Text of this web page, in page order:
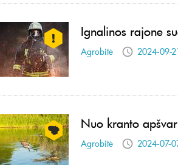
Ignalinos rajone
Agrobitė 2024-09-
Nuo kranto
Agrobitė 2024-07-